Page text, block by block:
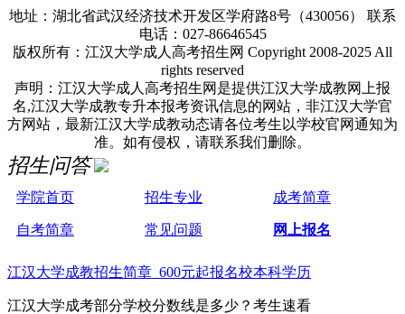
地址：湖北省武汉经济技术开发区学府路8号（430056） 联系
电话：027-86646545
版权所有：江汉大学成人高考招生网 Copyright 2008-2025 All
rights reserved
声明：江汉大学成人高考招生网是提供江汉大学成教网上报
名,江汉大学成教专升本报考资讯信息的网站，非江汉大学官
方网站，最新江汉大学成教动态请各位考生以学校官网通知为
准。如有侵权，请联系我们删除。
招生问答
学院首页 招生专业 成考简章
自考简章 常见问题 网上报名
江汉大学成教招生简章 600元起报名校本科学历
江汉大学成考部分学校分数线是多少？考生速看